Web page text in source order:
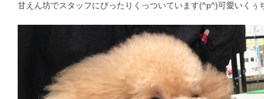
甘えん坊でスタッフにぴったりくっついています(^p^)可愛いく